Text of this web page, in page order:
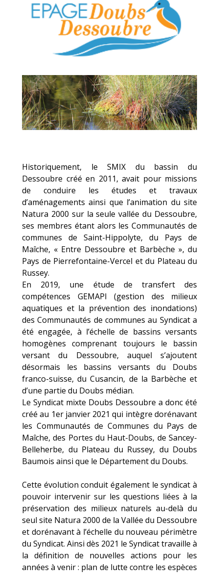
Historiquement, le SMIX du bassin du
Dessoubre créé en 2011, avait pour missions
de conduire les études et travaux
d’aménagements ainsi que l’animation du site
Natura 2000 sur la seule vallée du Dessoubre,
ses membres étant alors les Communautés de
communes de Saint-Hippolyte, du Pays de
Maîche, « Entre Dessoubre et Barbèche », du
Pays de Pierrefontaine-Vercel et du Plateau du
Russey.
En 2019, une étude de transfert des
compétences GEMAPI (gestion des milieux
aquatiques et la prévention des inondations)
des Communautés de communes au Syndicat a
été engagée, à l’échelle de bassins versants
homogènes comprenant toujours le bassin
versant du Dessoubre, auquel s’ajoutent
désormais les bassins versants du Doubs
franco-suisse, du Cusancin, de la Barbèche et
d’une partie du Doubs médian.
Le Syndicat mixte Doubs Dessoubre a donc été
créé au 1er janvier 2021 qui intègre dorénavant
les Communautés de Communes du Pays de
Maîche, des Portes du Haut-Doubs, de Sancey-
Belleherbe, du Plateau du Russey, du Doubs
Baumois ainsi que le Département du Doubs.
Cette évolution conduit également le syndicat à
pouvoir intervenir sur les questions liées à la
préservation des milieux naturels au-delà du
seul site Natura 2000 de la Vallée du Dessoubre
et dorénavant à l’échelle du nouveau périmètre
du Syndicat. Ainsi dès 2021 le Syndicat travaille à
la définition de nouvelles actions pour les
années à venir : plan de lutte contre les espèces